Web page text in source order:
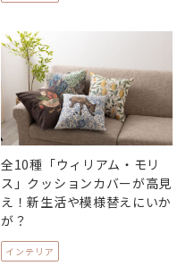
全10種「ウィリアム・モリ
ス」クッションカバーが高見
え！新生活や模様替えにいか
が？
インテリア